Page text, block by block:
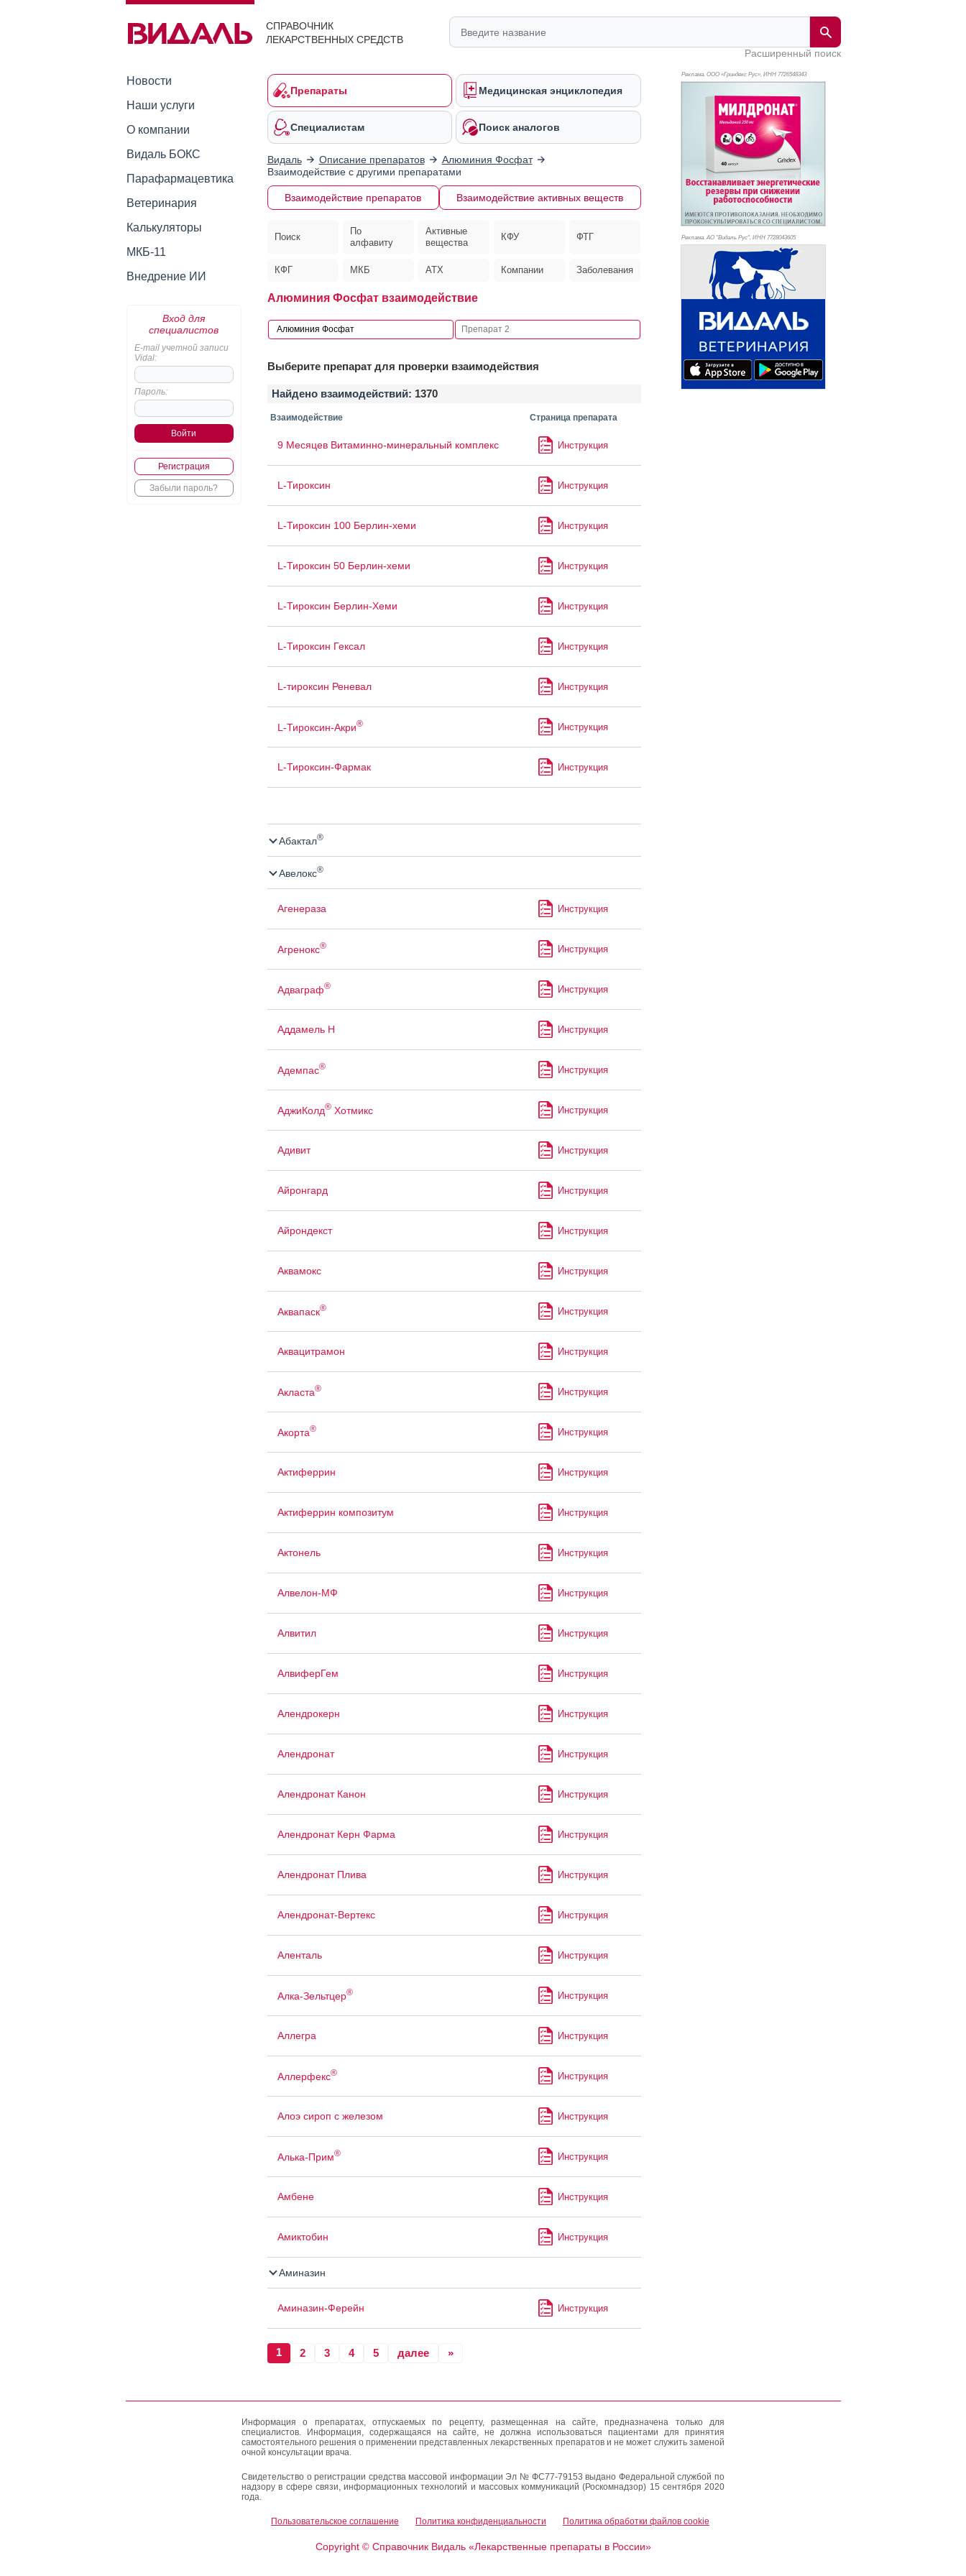
СПРАВОЧНИК
ЛЕКАРСТВЕННЫХ СРЕДСТВ
Расширенный поиск
Новости
Наши услуги
О компании
Видаль БОКС
Парафармацевтика
Ветеринария
Калькуляторы
МКБ-11
Внедрение ИИ
Вход для
специалистов
E-mail учетной записи
Vidal:
Пароль:
Регистрация
Забыли пароль?
Препараты Медицинская энциклопедия
Специалистам Поиск аналогов
Видаль Описание препаратов
Алюминия Фосфат
Взаимодействие с другими препаратами
Взаимодействие препаратов Взаимодействие активных веществ
Поиск
По
алфавиту
Активные
вещества
КФУ ФТГ
КФГ МКБ АТХ Компании Заболевания
Алюминия Фосфат взаимодействие
Выберите препарат для проверки взаимодействия
Найдено взаимодействий: 1370
Взаимодействие Страница препарата
9 Месяцев Витаминно-минеральный комплекс Инструкция
L-Тироксин Инструкция
L-Тироксин 100 Берлин-хеми Инструкция
L-Тироксин 50 Берлин-хеми Инструкция
L-Тироксин Берлин-Хеми Инструкция
L-Тироксин Гексал Инструкция
L-тироксин Реневал Инструкция
L-Тироксин-Акри® Инструкция
L-Тироксин-Фармак Инструкция
Абактал®
Авелокс®
Агенераза Инструкция
Агренокс® Инструкция
Адваграф® Инструкция
Аддамель Н Инструкция
Адемпас® Инструкция
АджиКолд®Хотмикс Инструкция
Адивит Инструкция
Айронгард Инструкция
Айрондекст Инструкция
Аквамокс Инструкция
Аквапаск® Инструкция
Аквацитрамон Инструкция
Акласта® Инструкция
Акорта® Инструкция
Актиферрин Инструкция
Актиферрин композитум Инструкция
Актонель Инструкция
Алвелон-МФ Инструкция
Алвитил Инструкция
АлвиферГем Инструкция
Алендрокерн Инструкция
Алендронат Инструкция
Алендронат Канон Инструкция
Алендронат Керн Фарма Инструкция
Алендронат Плива Инструкция
Алендронат-Вертекс Инструкция
Аленталь Инструкция
Алка-Зельтцер® Инструкция
Аллегра Инструкция
Аллерфекс® Инструкция
Алоэ сироп с железом Инструкция
Алька-Прим® Инструкция
Амбене Инструкция
Амиктобин Инструкция
Аминазин
Аминазин-Ферейн Инструкция
1 2 3 4 5 далее »
Реклама. ООО «Гриндекс Рус», ИНН 7726548343
Реклама. АО "Видаль Рус", ИНН 7728043605
Информация о препаратах, отпускаемых по рецепту, размещенная на сайте, предназначена только для
специалистов. Информация, содержащаяся на сайте, не должна использоваться пациентами для принятия
самостоятельного решения о применении представленных лекарственных препаратов и не может служить заменой
очной консультации врача.
Свидетельство о регистрации средства массовой информации Эл № ФС77-79153 выдано Федеральной службой по
надзору в сфере связи, информационных технологий и массовых коммуникаций (Роскомнадзор) 15 сентября 2020
года.
Пользовательское соглашение Политика конфиденциальности Политика обработки файлов cookie
Copyright ©Справочник Видаль «Лекарственные препараты в России»